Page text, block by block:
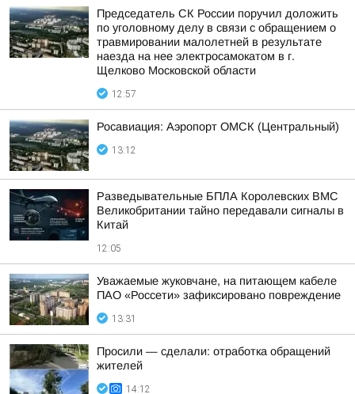
Председатель СК России поручил доложить
по уголовному делу в связи с обращением о
травмировании малолетней в результате
наезда на нее электросамокатом в г.
Щелково Московской области
12:57
Росавиация: Аэропорт ОМСК (Центральный)
13:12
Разведывательные БПЛА Королевских ВМС
Великобритании тайно передавали сигналы в
Китай
12:05
Уважаемые жуковчане, на питающем кабеле
ПАО «Россети» зафиксировано повреждение
13:31
Просили — сделали: отработка обращений
жителей
14:12